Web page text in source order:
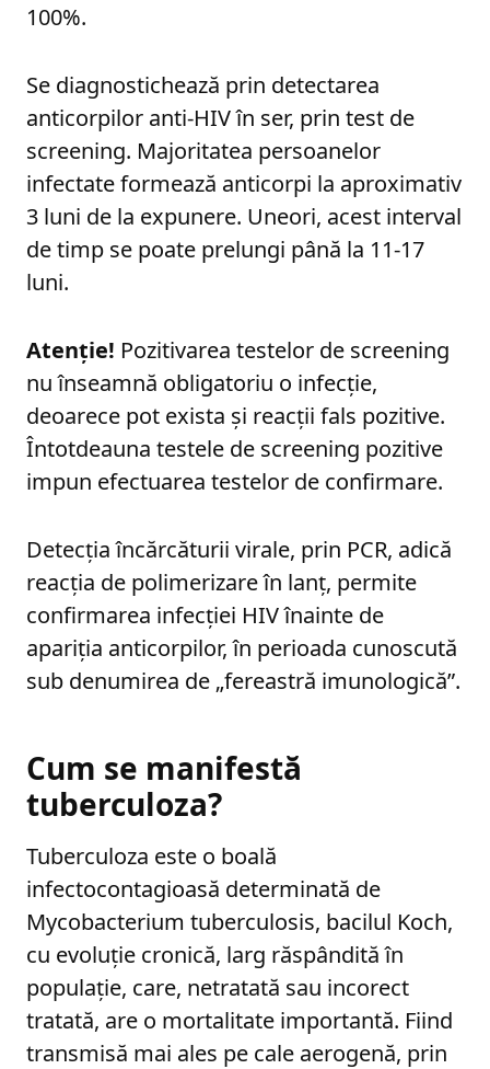
100%.
Se diagnostichează prin detectarea
anticorpilor anti-HIV în ser, prin test de
screening. Majoritatea persoanelor
infectate formează anticorpi la aproximativ
3 luni de la expunere. Uneori, acest interval
de timp se poate prelungi până la 11-17
luni.
Atenție! Pozitivarea testelor de screening
nu înseamnă obligatoriu o infecție,
deoarece pot exista și reacții fals pozitive.
Întotdeauna testele de screening pozitive
impun efectuarea testelor de confirmare.
Detecția încărcăturii virale, prin PCR, adică
reacția de polimerizare în lanț, permite
confirmarea infecției HIV înainte de
apariția anticorpilor, în perioada cunoscută
sub denumirea de „fereastră imunologică”.
Cum se manifestă
tuberculoza?
Tuberculoza este o boală
infectocontagioasă determinată de
Mycobacterium tuberculosis, bacilul Koch,
cu evoluție cronică, larg răspândită în
populație, care, netratată sau incorect
tratată, are o mortalitate importantă. Fiind
transmisă mai ales pe cale aerogenă, prin